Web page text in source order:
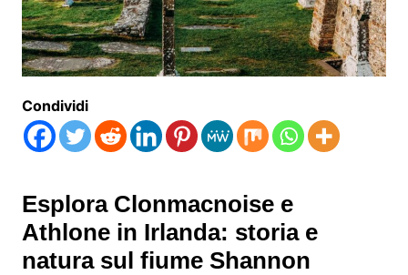
Condividi
Esplora Clonmacnoise e
Athlone in Irlanda: storia e
natura sul fiume Shannon